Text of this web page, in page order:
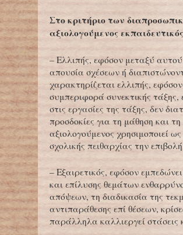
Στο κριτήριο των
αξιολογούμενος
– Ελλιπής, εφόσον μεταξύ
απουσία σχέσεων ή
χαρακτηρίζεται ελλιπής,
συμπεριφορά συνεκτικής τάξης,
στις εργασίες της τάξης, δεν
προσδοκίες για τη μάθηση και
αξιολογούμενος χρησιμοποιεί
σχολικής πειθαρχίας την
– Εξαιρετικός, εφόσον
και επίλυσης θεμάτων
απόψεων, τη διαδικασία της
αντιπαράθεσης επί θέσεων,
παράλληλα καλλιεργεί στάσεις